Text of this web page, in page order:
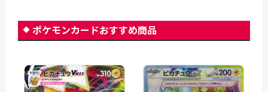
ポケモンカードおすすめ商品